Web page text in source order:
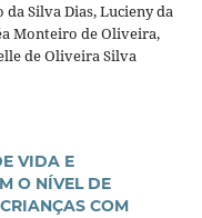
Silva Dias, Lucieny da
Monteiro de Oliveira,
de Oliveira Silva
VIDA E
O NÍVEL DE
COM